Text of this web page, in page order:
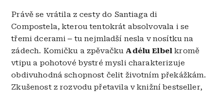
Právě se vrátila z cesty do Santiaga di
Compostela, kterou tentokrát absolvovala i se
třemi dcerami– tu nejmladší nesla v nosítku na
zádech. Komičku a zpěvačku Adélu Elbel kromě
vtipu a pohotové bystré mysli charakterizuje
obdivuhodná schopnost čelit životním překážkám.
Zkušenost z rozvodu přetavila v knižní bestseller,